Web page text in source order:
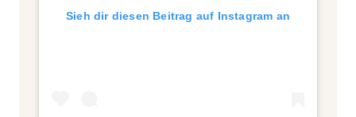
Sieh dir diesen Beitrag auf Instagram an